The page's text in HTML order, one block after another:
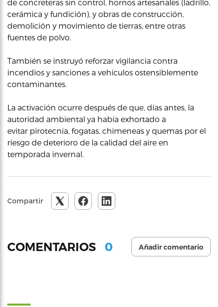
de concreteras sin control, hornos artesanales (ladrillo,
cerámica y fundición), y obras de construcción,
demolición y movimiento de tierras, entre otras
fuentes de polvo.
También se instruyó reforzar vigilancia contra
incendios y sanciones a vehículos ostensiblemente
contaminantes.
La activación ocurre después de que, días antes, la
autoridad ambiental ya había exhortado a
evitar pirotecnia, fogatas, chimeneas y quemas por el
riesgo de deterioro de la calidad del aire en
temporada invernal.
Compartir
COMENTARIOS 0 Añadir comentario